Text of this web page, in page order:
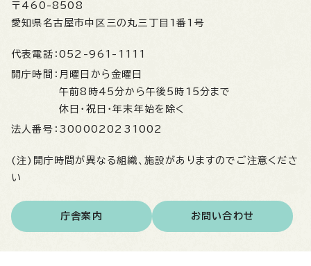
〒460-8508
愛知県名古屋市中区三の丸三丁目1番1号
代表電話： 052-961-1111
開庁時間： 月曜日から金曜日
午前8時45分から午後5時15分まで
休日・祝日・年末年始を除く
法人番号： 3000020231002
(注)開庁時間が異なる組織、施設がありますのでご注意くださ
い
庁舎案内 お問い合わせ